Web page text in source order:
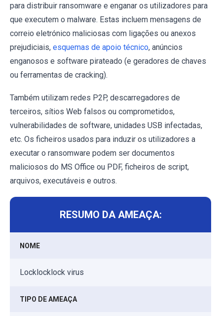
para distribuir ransomware e enganar os utilizadores para
que executem o malware. Estas incluem mensagens de
correio eletrónico maliciosas com ligações ou anexos
prejudiciais, esquemas de apoio técnico, anúncios
enganosos e software pirateado (e geradores de chaves
ou ferramentas de cracking).
Também utilizam redes P2P, descarregadores de
terceiros, sítios Web falsos ou comprometidos,
vulnerabilidades de software, unidades USB infectadas,
etc. Os ficheiros usados para induzir os utilizadores a
executar o ransomware podem ser documentos
maliciosos do MS Office ou PDF, ficheiros de script,
arquivos, executáveis e outros.
RESUMO DA AMEAÇA:
NOME
Locklocklock virus
TIPO DE AMEAÇA